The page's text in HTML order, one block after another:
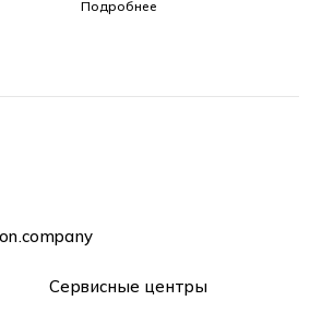
Подробнее
Сервисные центры